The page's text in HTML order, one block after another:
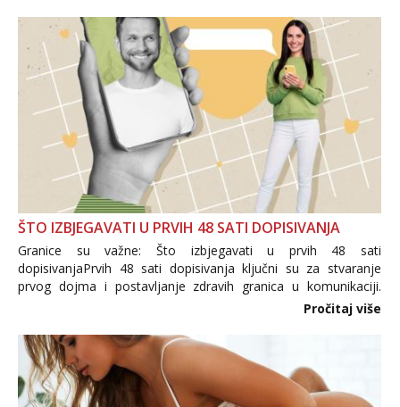
ŠTO IZBJEGAVATI U PRVIH 48 SATI DOPISIVANJA
Granice su važne: Što izbjegavati u prvih 48 sati
dopisivanjaPrvih 48 sati dopisivanja ključni su za stvaranje
prvog dojma i postavljanje zdravih granica u komunikaciji.
Važno je izbjeći prebrzo otkrivanje osobnih ili intimnih
informacija, jer nepoznata osoba još nije zaslužila to
povjerenje. Takođe...
Pročitaj više